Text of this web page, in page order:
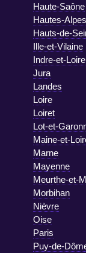
Haute-Saône
Hautes-Alpes
Hauts-de-
Ille-et-Vilaine
Indre-et-Loire
Jura
Landes
Loire
Loiret
Lot-et-
Maine-et-
Marne
Mayenne
Meurthe-et-
Morbihan
Nièvre
Oise
Paris
Puy-de-